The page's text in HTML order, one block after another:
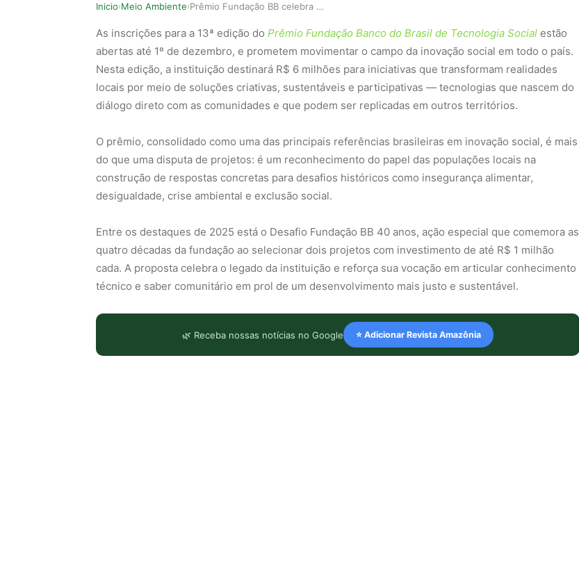
Inicio›Meio Ambiente› Prêmio Fundação BB celebra 40 anos impulsionand…
As inscrições para a 13ª edição do Prêmio Fundação Banco do Brasil de Tecnologia Social estão
abertas até 1º de dezembro, e prometem movimentar o campo da inovação social em todo o país.
Nesta edição, a instituição destinará R$ 6 milhões para iniciativas que transformam realidades
locais por meio de soluções criativas, sustentáveis e participativas — tecnologias que nascem do
diálogo direto com as comunidades e que podem ser replicadas em outros territórios.
O prêmio, consolidado como uma das principais referências brasileiras em inovação social, é mais
do que uma disputa de projetos: é um reconhecimento do papel das populações locais na
construção de respostas concretas para desafios históricos como insegurança alimentar,
desigualdade, crise ambiental e exclusão social.
Entre os destaques de 2025 está o Desafio Fundação BB 40 anos, ação especial que comemora as
quatro décadas da fundação ao selecionar dois projetos com investimento de até R$ 1 milhão
cada. A proposta celebra o legado da instituição e reforça sua vocação em articular conhecimento
técnico e saber comunitário em prol de um desenvolvimento mais justo e sustentável.
🌿 Receba nossas notícias no Google ⭐ Adicionar Revista Amazônia